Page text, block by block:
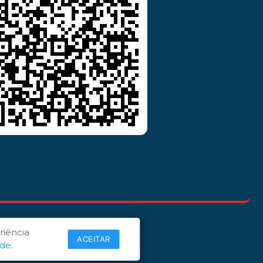
.
ACEITAR